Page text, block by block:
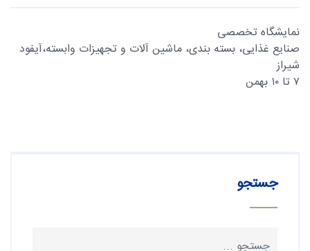
نمایشگاه‌‌ تخصصی
صنایع غذایی، بسته بندی، ماشین آلات و تجهیزات وابسته،آیفود
شیراز
۷ تا ۱۰ بهمن
جستجو